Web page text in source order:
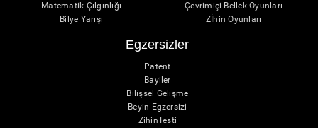
Matematik Çılgınlığı
Bilye Yarışı
Çevrimiçi Bellek Oyunları
Zİhin Oyunları
Egzersizler
Patent
Bayiler
Bilişsel Gelişme
Beyin Egzersizi
ZihinTesti